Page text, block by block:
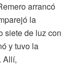
arrancó
la
siete de luz con
y tuvo la
Allí,